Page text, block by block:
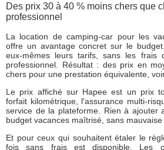
Des prix 30 à 40 % moins chers que
professionnel
La location de camping-car pour les
offre un avantage concret sur le
eux-mêmes leurs tarifs, sans les frais
professionnel. Résultat : des prix en
chers pour une prestation équivalente,
Le prix affiché sur Hapee est un prix
forfait kilométrique, l'assurance multi-
service de la plateforme. Rien à ajouter
budget vacances maîtrisé, sans mauvaise
Et pour ceux qui souhaitent étaler le
fois sans frais est disponible. Les